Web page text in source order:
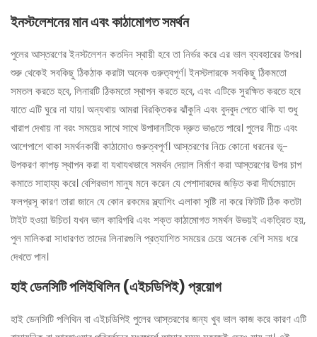
ইনস্টলেশনের মান এবং কাঠামোগত সমর্থন
পুলের আস্তরণের ইনস্টলেশন কতদিন স্থায়ী হবে তা নির্ভর করে এর ভাল ব্যবহারের উপর।
শুরু থেকেই সবকিছু ঠিকঠাক করাটা অনেক গুরুত্বপূর্ণ। ইনস্টলারকে সবকিছু ঠিকমতো
সমতল করতে হবে, লিনারটি ঠিকমতো স্থাপন করতে হবে, এবং এটিকে সুরক্ষিত করতে হবে
যাতে এটি ঘুরে না যায়। অন্যথায় আমরা বিরক্তিকর ঝাঁকুনি এবং বুদবুদ পেতে থাকি যা শুধু
খারাপ দেখায় না বরং সময়ের সাথে সাথে উপাদানটিকে দ্রুত ভাঙতে পারে। পুলের নীচে এবং
আশেপাশে থাকা সমর্থনকারী কাঠামোও গুরুত্বপূর্ণ। আস্তরণের নিচে কোনো ধরনের ভূ-
উপকরণ কাপড় স্থাপন করা বা যথাযথভাবে সমর্থন দেয়াল নির্মাণ করা আস্তরণের উপর চাপ
কমাতে সাহায্য করে। বেশিরভাগ মানুষ মনে করেন যে পেশাদারদের জড়িত করা দীর্ঘমেয়াদে
ফলপ্রসূ কারণ তারা জানে যে কোন রকমের স্ল্যাশিং এলাকা সৃষ্টি না করে ফিটটি ঠিক কতটা
টাইট হওয়া উচিত। যখন ভাল কারিগরি এবং শক্ত কাঠামোগত সমর্থন উভয়ই একত্রিত হয়,
পুল মালিকরা সাধারণত তাদের লিনারগুলি প্রত্যাশিত সময়ের চেয়ে অনেক বেশি সময় ধরে
দেখতে পান।
হাই ডেনসিটি পলিইথিলিন (এইচডিপিই) প্রয়োগ
হাই ডেনসিটি পলিথিন বা এইচডিপিই পুলের আস্তরণের জন্য খুব ভাল কাজ করে কারণ এটি